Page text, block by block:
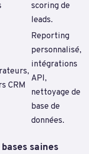
scoring de
leads.
CRM
Reporting
personnalisé,
intégrations
API,
nettoyage de
base de
données.
saines